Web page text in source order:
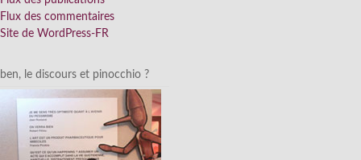
Flux des commentaires
Site de WordPress-FR
ben, le discours et pinocchio ?